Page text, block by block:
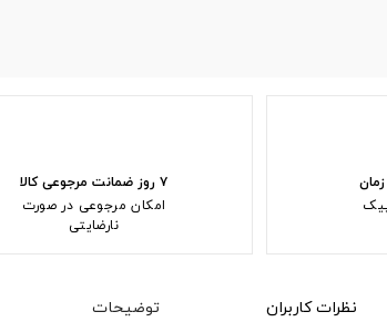
۷ روز ضمانت مرجوعی کالا
امکان مرجوعی در صورت
نارضایتی
نظرات کاربران توضیحات